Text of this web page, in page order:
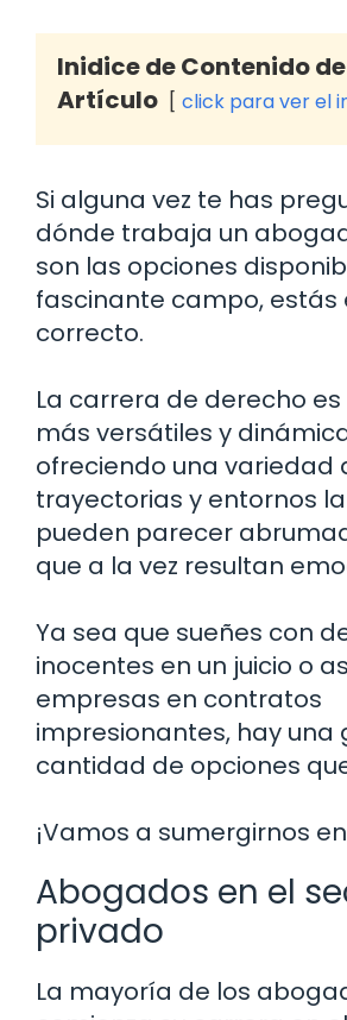
Inidice de Contenido
Artículo
click para ver el
Si alguna vez te has
dónde trabaja un
son las opciones
fascinante campo, estás
correcto.
La carrera de derecho
más versátiles y
ofreciendo una variedad
trayectorias y entornos
pueden parecer
que a la vez resultan
Ya sea que sueñes con
inocentes en un juicio o
empresas en contratos
impresionantes, hay una
cantidad de opciones
¡Vamos a sumergirnos
Abogados en el
privado
La mayoría de los